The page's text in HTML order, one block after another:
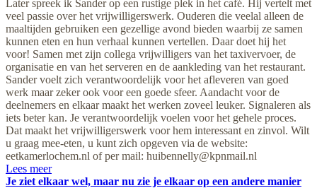
Later spreek ik Sander op een rustige plek in het café. Hij vertelt met
veel passie over het vrijwilligerswerk. Ouderen die veelal alleen de
maaltijden gebruiken een gezellige avond bieden waarbij ze samen
kunnen eten en hun verhaal kunnen vertellen. Daar doet hij het
voor! Samen met zijn collega vrijwilligers van het taxivervoer, de
organisatie en van het serveren en de aankleding van het restaurant.
Sander voelt zich verantwoordelijk voor het afleveren van goed
werk maar zeker ook voor een goede sfeer. Aandacht voor de
deelnemers en elkaar maakt het werken zoveel leuker. Signaleren als
iets beter kan. Je verantwoordelijk voelen voor het gehele proces.
Dat maakt het vrijwilligerswerk voor hem interessant en zinvol. Wilt
u graag mee-eten, u kunt zich opgeven via de website:
eetkamerlochem.nl of per mail: huibennelly@kpnmail.nl
Lees meer
Je ziet elkaar wel, maar nu zie je elkaar op een andere manier